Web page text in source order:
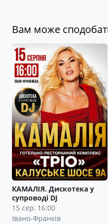
Вам може
КАМАЛІЯ. Дискотека у
супроводі DJ
15 сер, 16:00
Івано-Франків